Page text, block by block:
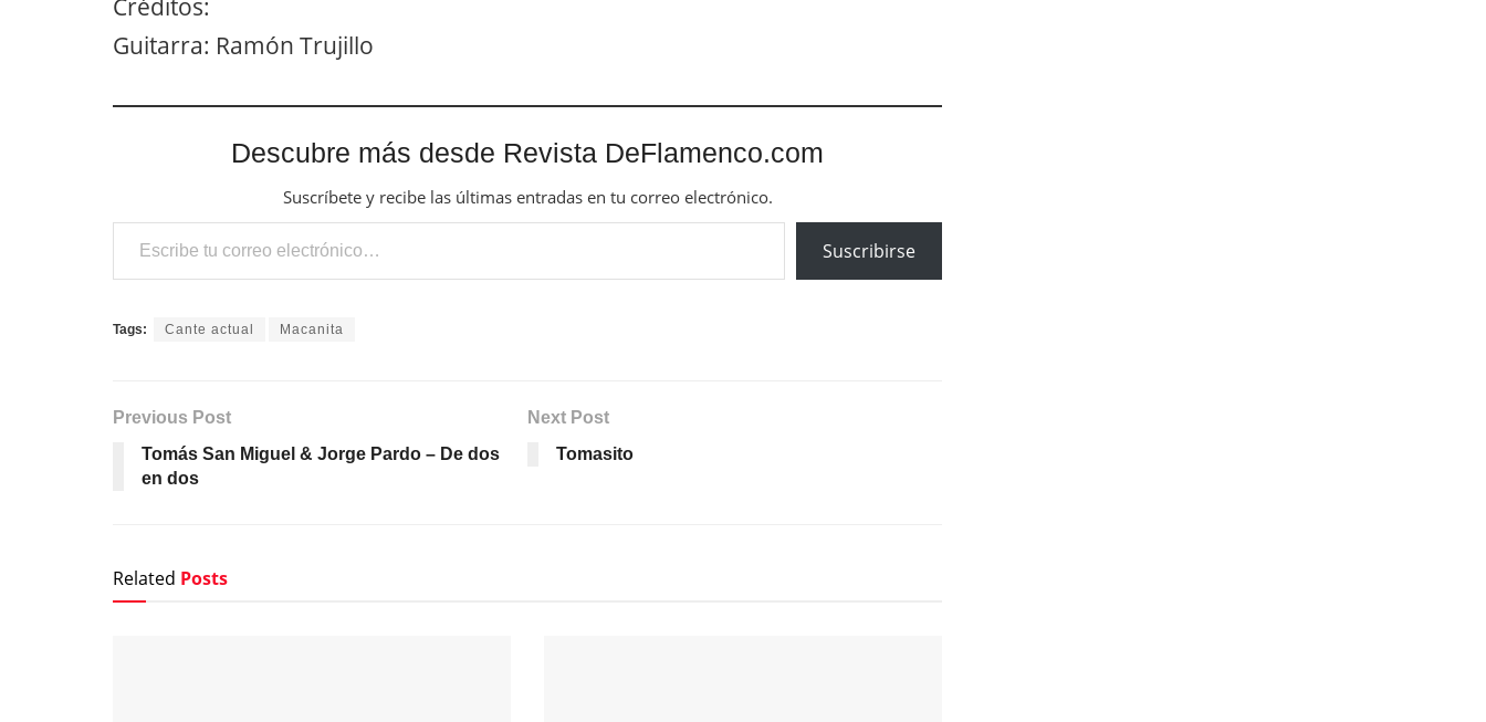
Guitarra: Ramón Trujillo
Descubre más desde Revista DeFlamenco.com
Suscríbete y recibe las últimas entradas en tu correo electrónico.
Escribe tu correo electrónico…
Suscribirse
Tags: Cante actual Macanita
Previous Post
Tomás San Miguel & Jorge Pardo – De dos
en dos
Next Post
Tomasito
Related Posts